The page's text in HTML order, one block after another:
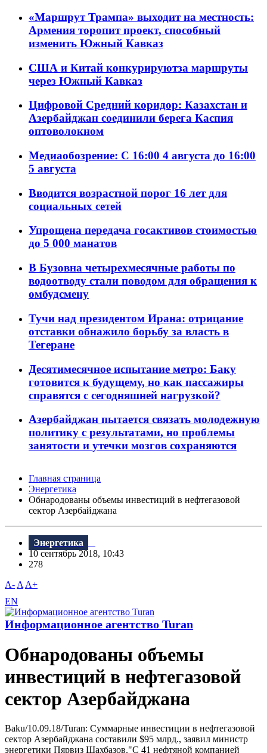
«Маршрут Трампа» выходит на местность:
Армения торопит проект, способный
изменить Южный Кавказ
США и Китай конкурируютза маршруты
через Южный Кавказ
Цифровой Средний коридор: Казахстан и
Азербайджан соединили берега Каспия
оптоволокном
Медиаобозрение: С 16:00 4 августа до 16:00
5 августа
Вводится возрастной порог 16 лет для
социальных сетей
Упрощена передача госактивов стоимостью
до 5 000 манатов
В Бузовна четырехмесячные работы по
водоотводу стали поводом для обращения к
омбудсмену
Тучи над президентом Ирана: отрицание
отставки обнажило борьбу за власть в
Тегеране
Десятимесячное испытание метро: Баку
готовится к будущему, но как пассажиры
справятся с сегодняшней нагрузкой?
Азербайджан пытается связать молодежную
политику с результатами, но проблемы
занятости и утечки мозгов сохраняются
Главная страница
Энергетика
Обнародованы объемы инвестиций в нефтегазовой
сектор Азербайджана
Энергетика
10 сентябрь 2018, 10:43
278
A- A A+
EN
Информационное агентство Turan
Обнародованы объемы
инвестиций в нефтегазовой
сектор Азербайджана
Baku/10.09.18/Turan: Суммарные инвестиции в нефтегазовой
сектор Азербайджана составили $95 млрд., заявил министр
энергетики Пярвиз Шахбазов."С 41 нефтяной компанией